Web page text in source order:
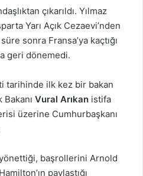
çıkarıldı. Yılmaz
Yarı Açık Cezaevi’nden
sonra Fransa’ya kaçtığı
geri dönemedi.
tarihinde ilk kez bir bakan
Vural Arıkan istifa
üzerine Cumhurbaşkanı
yönettiği, başrollerini Arnold
paylaştığı